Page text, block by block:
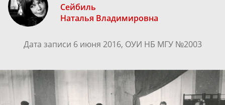
Сейбиль
Наталья Владимировна
Дата записи 6 июня 2016, ОУИ НБ МГУ №2003